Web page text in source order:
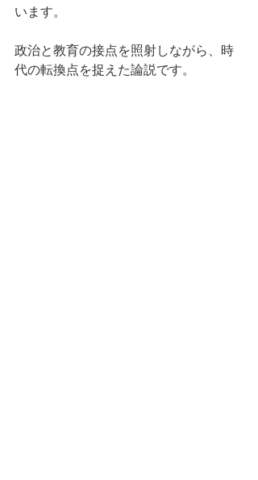
います。
政治と教育の接点を照射しながら、時
代の転換点を捉えた論説です。